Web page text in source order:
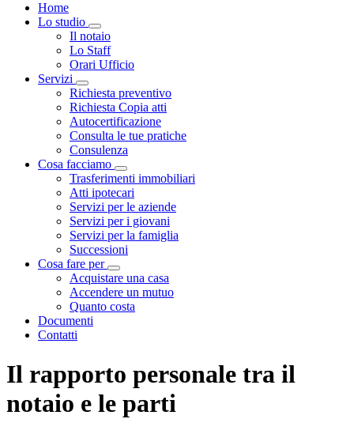
Home
Lo studio
Visualizza menù di secondo livello
Il notaio
Lo Staff
Orari Ufficio
Servizi
Visualizza menù di secondo livello
Richiesta preventivo
Richiesta Copia atti
Autocertificazione
Consulta le tue pratiche
Consulenza
Cosa facciamo
Visualizza menù di secondo livello
Trasferimenti immobiliari
Atti ipotecari
Servizi per le aziende
Servizi per i giovani
Servizi per la famiglia
Successioni
Cosa fare per
Visualizza menù di secondo livello
Acquistare una casa
Accendere un mutuo
Quanto costa
Documenti
Contatti
Il rapporto personale tra il
notaio e le parti